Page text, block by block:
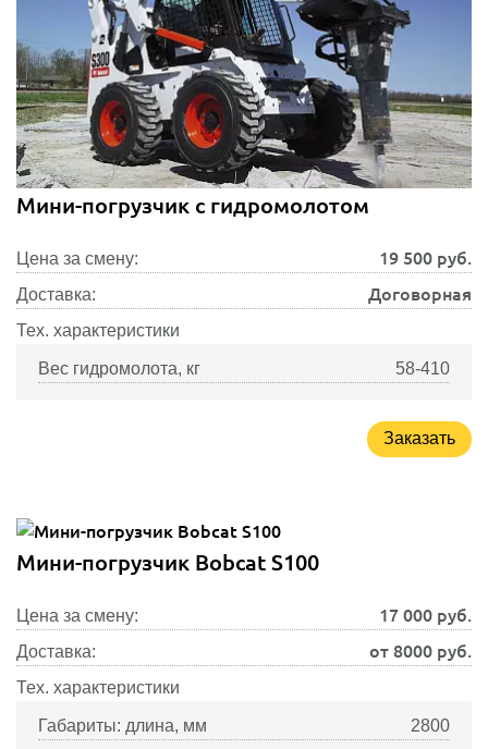
Мини-погрузчик с гидромолотом
Цена за смену: 19 500 руб.
Доставка: Договорная
Тех. характеристики
Вес гидромолота, кг 58-410
Заказать
Мини-погрузчик Bobcat S100
Цена за смену: 17 000 руб.
Доставка: от 8000 руб.
Тех. характеристики
Габариты: длина, мм
2800